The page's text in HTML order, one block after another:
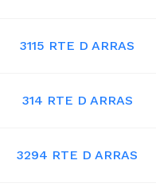
3115 RTE D ARRAS
314 RTE D ARRAS
3294 RTE D ARRAS